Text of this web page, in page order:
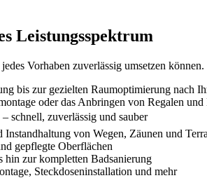
Leistungsspektrum
Vorhaben zuverlässig umsetzen
bis zur gezielten Raumoptimierung nach
oder das Anbringen von Regalen und
– schnell, zuverlässig und sauber
Instandhaltung von Wegen, Zäunen und
gepflegte Oberflächen
hin zur kompletten Badsanierung
Steckdoseninstallation und mehr